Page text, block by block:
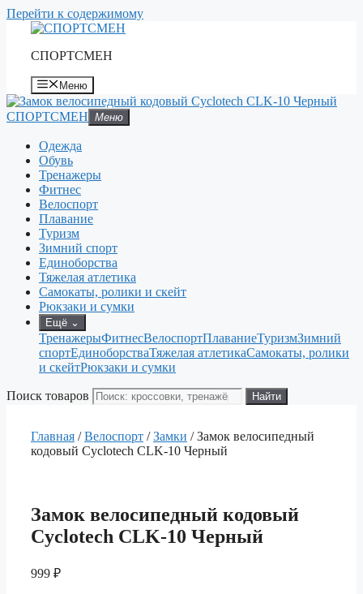
Перейти к содержимому
СПОРТСМЕН
Меню
СПОРТСМЕН Меню
Одежда
Обувь
Тренажеры
Фитнес
Велоспорт
Плавание
Туризм
Зимний спорт
Единоборства
Тяжелая атлетика
Самокаты, ролики и скейт
Рюкзаки и сумки
Ещё ⌄
ТренажерыФитнесВелоспортПлаваниеТуризмЗимний
спортЕдиноборстваТяжелая атлетикаСамокаты, ролики
и скейтРюкзаки и сумки
Поиск товаров Найти
Главная /Велоспорт /Замки / Замок велосипедный
кодовый Cyclotech CLK-10 Черный
Замок велосипедный кодовый
Cyclotech CLK-10 Черный
999 ₽